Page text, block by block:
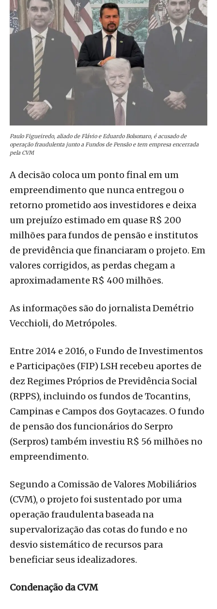
Paulo Figueiredo, aliado de Flávio e Eduardo Bolsonaro, é acusado de
operação fraudulenta junto a Fundos de Pensão e tem empresa encerrada
pela CVM
A decisão coloca um ponto final em um
empreendimento que nunca entregou o
retorno prometido aos investidores e deixa
um prejuízo estimado em quase R$ 200
milhões para fundos de pensão e institutos
de previdência que financiaram o projeto. Em
valores corrigidos, as perdas chegam a
aproximadamente R$ 400 milhões.
As informações são do jornalista Demétrio
Vecchioli, do Metrópoles.
Entre 2014 e 2016, o Fundo de Investimentos
e Participações (FIP) LSH recebeu aportes de
dez Regimes Próprios de Previdência Social
(RPPS), incluindo os fundos de Tocantins,
Campinas e Campos dos Goytacazes. O fundo
de pensão dos funcionários do Serpro
(Serpros) também investiu R$ 56 milhões no
empreendimento.
Segundo a Comissão de Valores Mobiliários
(CVM), o projeto foi sustentado por uma
operação fraudulenta baseada na
supervalorização das cotas do fundo e no
desvio sistemático de recursos para
beneficiar seus idealizadores.
Condenação da CVM